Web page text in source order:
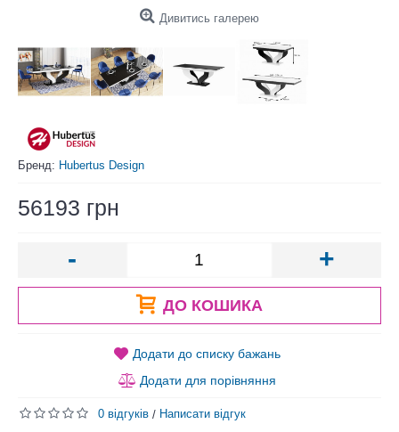
Дивитись галерею
Бренд: Hubertus Design
56193 грн
- +
ДО КОШИКА
Додати до списку бажань
Додати для порівняння
0 відгуків / Написати відгук